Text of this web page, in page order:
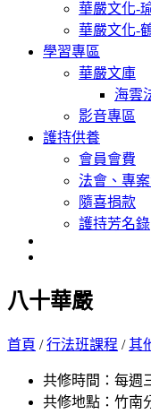
華嚴文化-
華嚴文化-
學習專區
華嚴文庫
海雲
影音專區
護持供養
會員會費
法會、專
隨喜捐款
護持芳名錄
八十華嚴
首頁 /行法班課程 /其
共修時間：每週
共修地點：竹南